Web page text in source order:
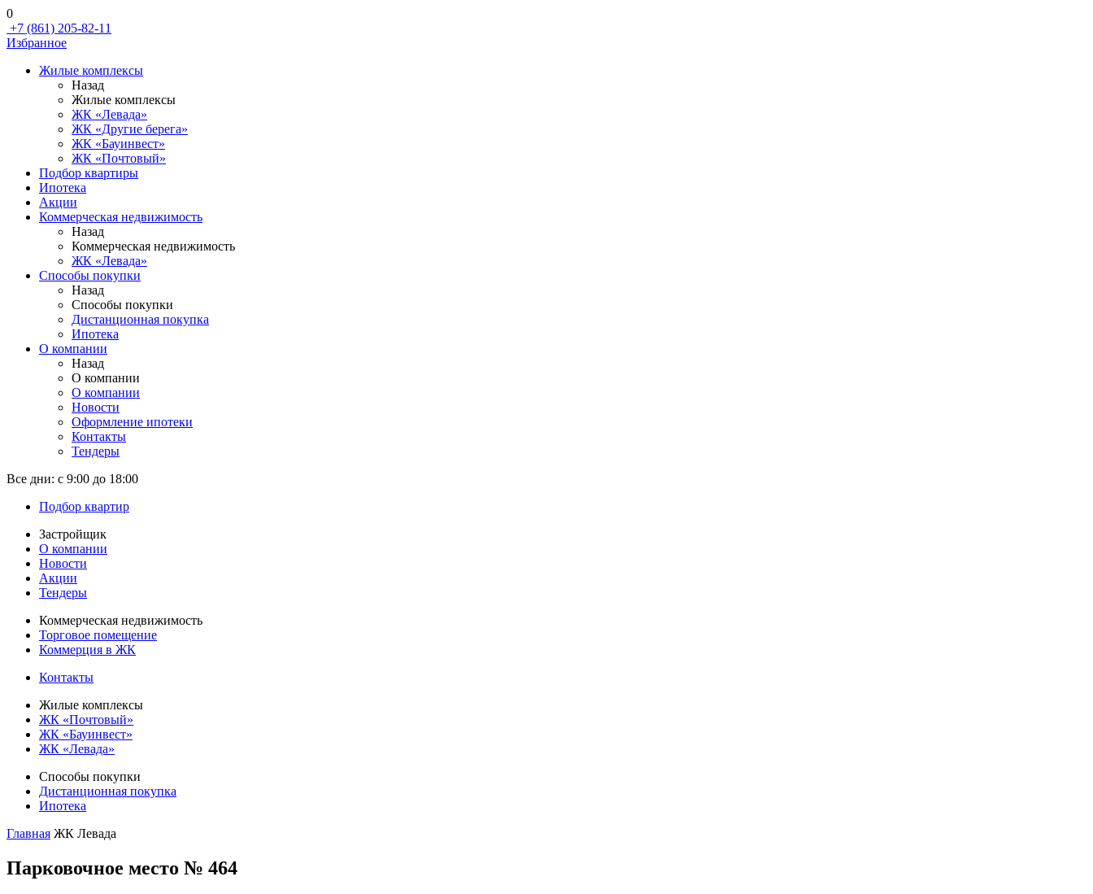
0
+7 (861) 205-82-11
Избранное
Жилые комплексы
Назад
Жилые комплексы
ЖК «Левада»
ЖК «Другие берега»
ЖК «Бауинвест»
ЖК «Почтовый»
Подбор квартиры
Ипотека
Акции
Коммерческая недвижимость
Назад
Коммерческая недвижимость
ЖК «Левада»
Способы покупки
Назад
Способы покупки
Дистанционная покупка
Ипотека
О компании
Назад
О компании
О компании
Новости
Оформление ипотеки
Контакты
Тендеры
Все дни: с 9:00 до 18:00
Подбор квартир
Застройщик
О компании
Новости
Акции
Тендеры
Коммерческая недвижимость
Торговое помещение
Коммерция в ЖК
Контакты
Жилые комплексы
ЖК «Почтовый»
ЖК «Бауинвест»
ЖК «Левада»
Способы покупки
Дистанционная покупка
Ипотека
Главная ЖК Левада
Парковочное место № 464